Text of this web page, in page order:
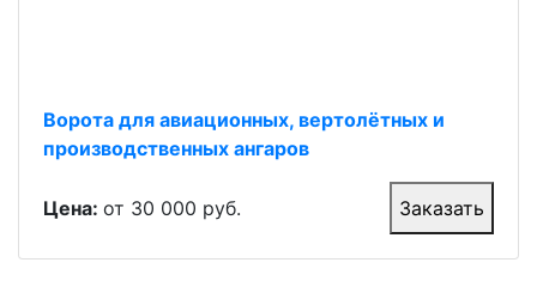
Ворота для авиационных, вертолётных и
производственных ангаров
Цена: от 30 000 руб. Заказать